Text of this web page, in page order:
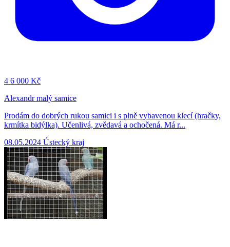
4 6 000 Kč
Alexandr malý samice
Prodám do dobrých rukou samici i s plně vybavenou klecí (hračky,
krmítka bidýlka). Učenlivá, zvědavá a ochočená. Má r...
08.05.2024 Ústecký kraj